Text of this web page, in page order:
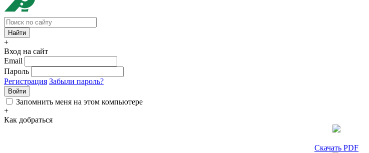
+
Вход на сайт
Email
Пароль
Регистрация Забыли пароль?
Войти
Запомнить меня на этом компьютере
+
Как добраться
Скачать PDF